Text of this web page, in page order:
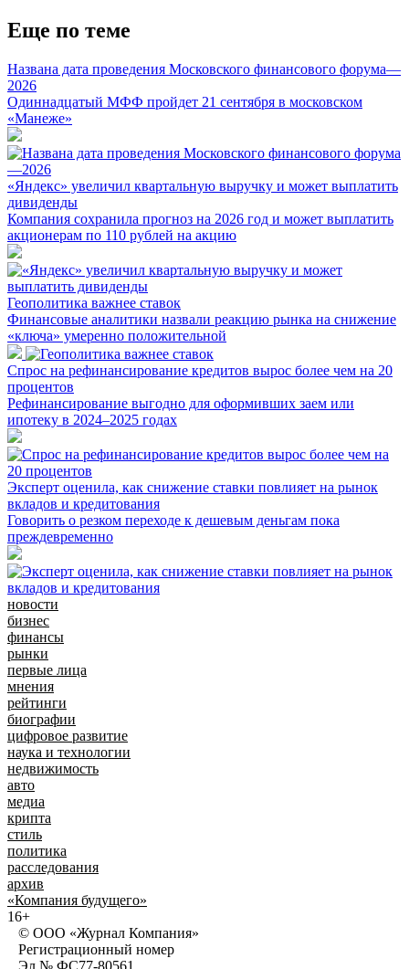
Еще по теме
Названа дата проведения Московского финансового форума—
2026
Одиннадцатый МФФ пройдет 21 сентября в московском
«Манеже»
«Яндекс» увеличил квартальную выручку и может выплатить
дивиденды
Компания сохранила прогноз на 2026 год и может выплатить
акционерам по 110 рублей на акцию
Геополитика важнее ставок
Финансовые аналитики назвали реакцию рынка на снижение
«ключа» умеренно положительной
Спрос на рефинансирование кредитов вырос более чем на 20
процентов
Рефинансирование выгодно для оформивших заем или
ипотеку в 2024–2025 годах
Эксперт оценила, как снижение ставки повлияет на рынок
вкладов и кредитования
Говорить о резком переходе к дешевым деньгам пока
преждевременно
новости
бизнес
финансы
рынки
первые лица
мнения
рейтинги
биографии
цифровое развитие
наука и технологии
недвижимость
авто
медиа
крипта
стиль
политика
расследования
архив
«Компания будущего»
16+
© ООО «Журнал Компания»
Регистрационный номер
Эл № ФС77-80561